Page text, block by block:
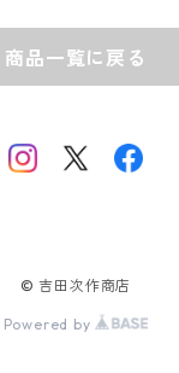
商品一覧に戻る
© 吉田次作商店
Powered by